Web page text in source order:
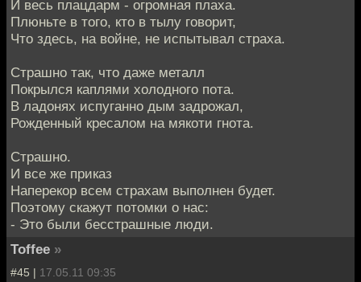
И весь плацдарм - огромная плаха.
Плюньте в того, кто в тылу говорит,
Что здесь, на войне, не испытывал страха.
Страшно так, что даже металл
Покрылся каплями холодного пота.
В ладонях испуганно дым задрожал,
Рожденный кресалом на мякоти гнота.
Страшно.
И все же приказ
Наперекор всем страхам выполнен будет.
Поэтому скажут потомки о нас:
- Это были бесстрашные люди.
Toffee »
#45 | 17.05.11 09:35